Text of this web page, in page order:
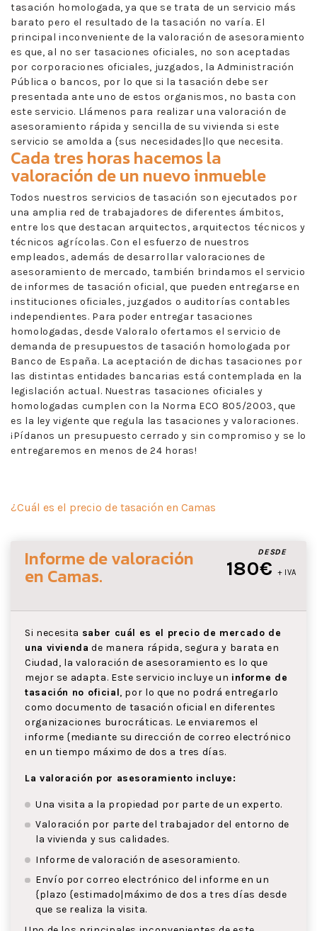
tasación homologada, ya que se trata de un servicio más
barato pero el resultado de la tasación no varía. El
principal inconveniente de la valoración de asesoramiento
es que, al no ser tasaciones oficiales, no son aceptadas
por corporaciones oficiales, juzgados, la Administración
Pública o bancos, por lo que si la tasación debe ser
presentada ante uno de estos organismos, no basta con
este servicio. Llámenos para realizar una valoración de
asesoramiento rápida y sencilla de su vivienda si este
servicio se amolda a {sus necesidades|lo que necesita.
Cada tres horas hacemos la
valoración de un nuevo inmueble
Todos nuestros servicios de tasación son ejecutados por
una amplia red de trabajadores de diferentes ámbitos,
entre los que destacan arquitectos, arquitectos técnicos y
técnicos agrícolas. Con el esfuerzo de nuestros
empleados, además de desarrollar valoraciones de
asesoramiento de mercado, también brindamos el servicio
de informes de tasación oficial, que pueden entregarse en
instituciones oficiales, juzgados o auditorías contables
independientes. Para poder entregar tasaciones
homologadas, desde Valoralo ofertamos el servicio de
demanda de presupuestos de tasación homologada por
Banco de España. La aceptación de dichas tasaciones por
las distintas entidades bancarias está contemplada en la
legislación actual. Nuestras tasaciones oficiales y
homologadas cumplen con la Norma ECO 805/2003, que
es la ley vigente que regula las tasaciones y valoraciones.
¡Pídanos un presupuesto cerrado y sin compromiso y se lo
entregaremos en menos de 24 horas!
¿Cuál es el precio de tasación en Camas
DESDE
180€ + IVA
Informe de valoración
en Camas.
Si necesita saber cuál es el precio de mercado de
una vivienda de manera rápida, segura y barata en
Ciudad, la valoración de asesoramiento es lo que
mejor se adapta. Este servicio incluye un informe de
tasación no oficial, por lo que no podrá entregarlo
como documento de tasación oficial en diferentes
organizaciones burocráticas. Le enviaremos el
informe {mediante su dirección de correo electrónico
en un tiempo máximo de dos a tres días.
La valoración por asesoramiento incluye:
Una visita a la propiedad por parte de un experto.
Valoración por parte del trabajador del entorno de
la vivienda y sus calidades.
Informe de valoración de asesoramiento.
Envío por correo electrónico del informe en un
{plazo {estimado|máximo de dos a tres días desde
que se realiza la visita.